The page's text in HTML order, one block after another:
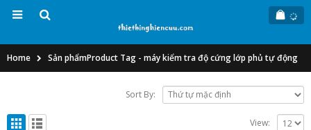
Home Sản phẩmProduct Tag - máy kiểm tra độ cứng lớp phủ tự động
Sort By:
View: